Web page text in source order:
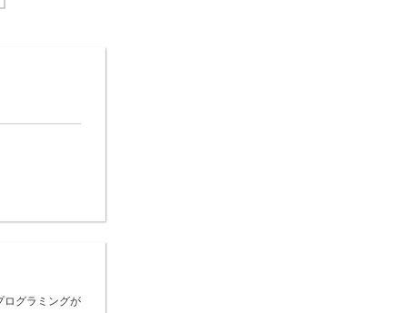
ログラミングが